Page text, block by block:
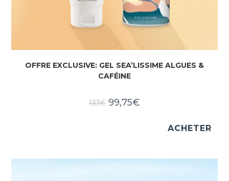
OFFRE EXCLUSIVE: GEL SEA’LISSIME ALGUES &
CAFÉINE
133€ 99,75€
ACHETER